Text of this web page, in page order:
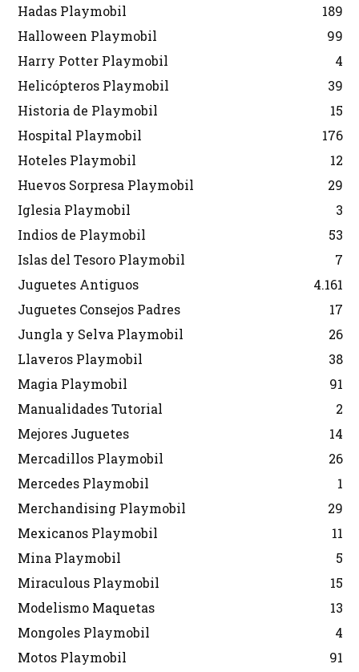
Hadas Playmobil
189
Halloween Playmobil
99
Harry Potter Playmobil
4
Helicópteros Playmobil
39
Historia de Playmobil
15
Hospital Playmobil
176
Hoteles Playmobil
12
Huevos Sorpresa Playmobil
29
Iglesia Playmobil
3
Indios de Playmobil
53
Islas del Tesoro Playmobil
7
Juguetes Antiguos
4.161
Juguetes Consejos Padres
17
Jungla y Selva Playmobil
26
Llaveros Playmobil
38
Magia Playmobil
91
Manualidades Tutorial
2
Mejores Juguetes
14
Mercadillos Playmobil
26
Mercedes Playmobil
1
Merchandising Playmobil
29
Mexicanos Playmobil
11
Mina Playmobil
5
Miraculous Playmobil
15
Modelismo Maquetas
13
Mongoles Playmobil
4
Motos Playmobil
91